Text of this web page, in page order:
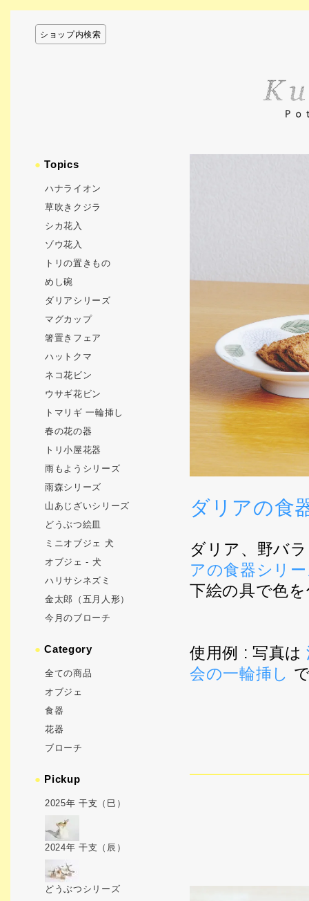
ショップ内検索
ダリアの食
ダリア、野バ
アの食器シリ
下絵の具で色
使用例 : 写真は
会の一輪挿し
●Topics
ハナライオン
草吹きクジラ
シカ花入
ゾウ花入
トリの置きもの
めし碗
ダリアシリーズ
マグカップ
箸置きフェア
ハットクマ
ネコ花ビン
ウサギ花ビン
トマリギ 一輪挿し
春の花の器
トリ小屋花器
雨もようシリーズ
雨森シリーズ
山あじざいシリーズ
どうぶつ絵皿
ミニオブジェ 犬
オブジェ - 犬
ハリサシネズミ
金太郎（五月人形）
今月のブローチ
●Category
全ての商品
オブジェ
食器
花器
ブローチ
● Pickup
2025年 干支（巳）
2024年 干支（辰）
どうぶつシリーズ